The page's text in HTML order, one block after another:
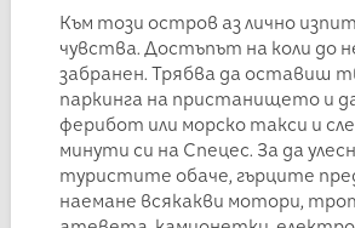
Към този остров аз лично
чувства. Достъпът на коли до
забранен. Трябва да оставиш
паркинга на пристанището и
ферибот или морско такси и
минути си на Спецес. За да
туристите обаче, гърците
наемане всякакви мотори,